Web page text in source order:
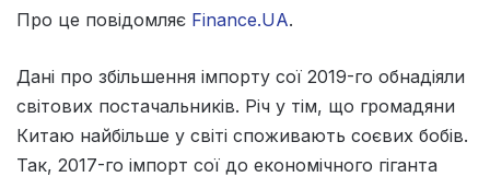
Про це повідомляє Finance.UA.
Дані про збільшення імпорту сої 2019-го обнадіяли
світових постачальників. Річ у тім, що громадяни
Китаю найбільше у світі споживають соєвих бобів.
Так, 2017-го імпорт сої до економічного гіганта